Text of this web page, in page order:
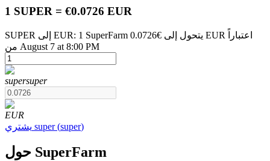
1 SUPER = €0.0726 EUR
SUPER إلى EUR: 1 SuperFarm يتحول إلى €0.0726 EUR اعتباراً
من August 7 at 8:00 PM
supersuper
EUR
يشتري super(super)
حول SuperFarm